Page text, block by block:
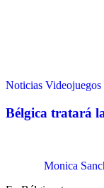
Noticias Videojuegos
Bélgica tratará
Monica